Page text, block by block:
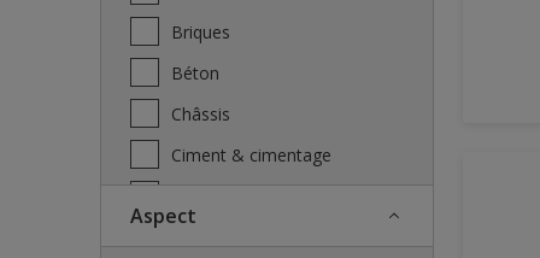
Vernis
Briques
Béton
Châssis
Ciment & cimentage
Aspect